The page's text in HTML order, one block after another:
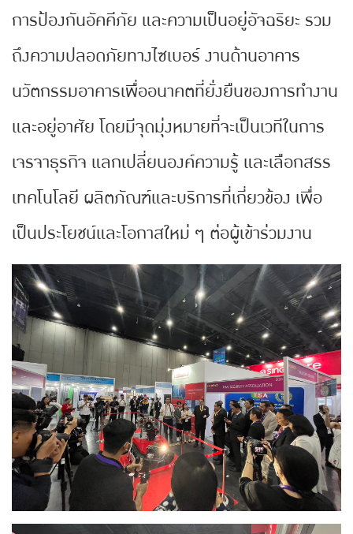
การป้องกันอัคคีภัย และความเป็นอยู่อัจฉริยะ รวม
ถึงความปลอดภัยทางไซเบอร์ งานด้านอาคาร
นวัตกรรมอาคารเพื่ออนาคตที่ยั่งยืนของการทำงาน
และอยู่อาศัย โดยมีจุดมุ่งหมายที่จะเป็นเวทีในการ
เจรจาธุรกิจ แลกเปลี่ยนองค์ความรู้ และเลือกสรร
เทคโนโลยี ผลิตภัณฑ์และบริการที่เกี่ยวข้อง เพื่อ
เป็นประโยชน์และโอกาสใหม่ ๆ ต่อผู้เข้าร่วมงาน